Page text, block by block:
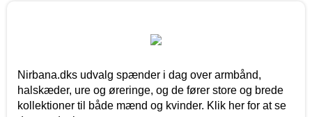
Nirbana.dks udvalg spænder i dag over armbånd,
halskæder, ure og øreringe, og de fører store og brede
kollektioner til både mænd og kvinder. Klik her for at se